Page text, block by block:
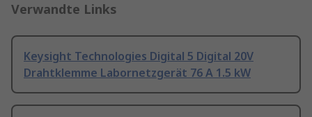
Verwandte Links
Keysight Technologies Digital 5 Digital 20V
Drahtklemme Labornetzgerät 76 A 1.5 kW